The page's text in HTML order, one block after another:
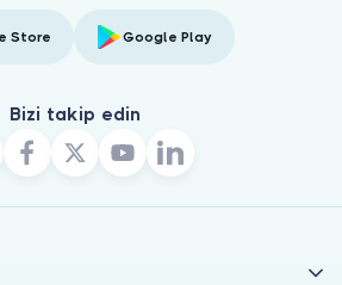
Store Google Play
Bizi takip edin